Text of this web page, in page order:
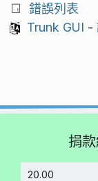
錯誤列表
Trunk GUI -
捐